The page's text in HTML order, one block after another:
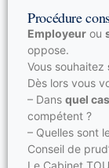
Licenciement
Licenciement
Procédure
Employeur ou
oppose.
Vous souhaitez
Dès lors vous
– Dans quel cas
compétent ?
– Quelles sont
Conseil de